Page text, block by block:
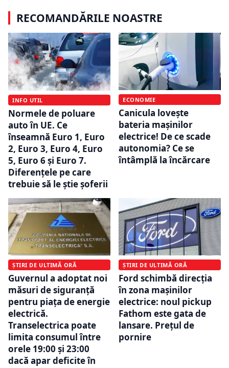
RECOMANDĂRILE NOASTRE
INFO UTIL
Normele de poluare
auto în UE. Ce
înseamnă Euro 1, Euro
2, Euro 3, Euro 4, Euro
5, Euro 6 și Euro 7.
Diferențele pe care
trebuie să le știe șoferii
ECONOMIE
Canicula lovește
bateria mașinilor
electrice! De ce scade
autonomia? Ce se
întâmplă la încărcare
ȘTIRI DE ULTIMĂ ORĂ
Guvernul a adoptat noi
măsuri de siguranță
pentru piața de energie
electrică.
Transelectrica poate
limita consumul între
orele 19:00 și 23:00
dacă apar deficite în
ȘTIRI DE ULTIMĂ ORĂ
Ford schimbă direcția
în zona mașinilor
electrice: noul pickup
Fathom este gata de
lansare. Prețul de
pornire